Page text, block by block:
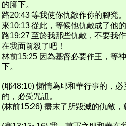
的腳下。
路20:43 等我使你仇敵作你的腳凳。
來10:13 從此，等候他仇敵成了他的
路19:27 至於我那些仇敵，不要我
在我面前殺了吧！
林前15:25 因為基督必要作王，等
下。
(耶48:10) 懶惰為耶和華行事的，必
的，必受咒詛。
(林前15:26) 盡末了所毀滅的仇敵，